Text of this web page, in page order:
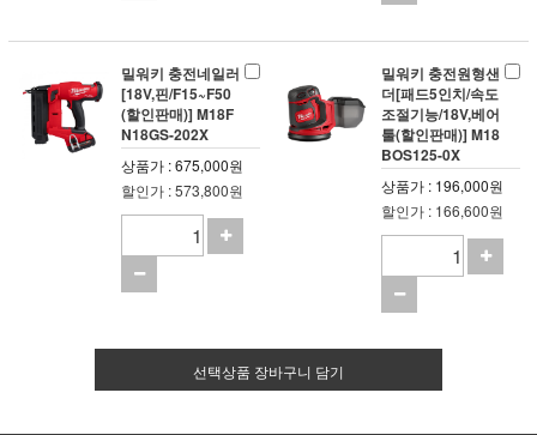
밀워키 충전네일러
[18V,핀/F15~F50
(할인판매)] M18F
N18GS-202X
상품가 : 675,000원
할인가 : 573,800원
밀워키 충전원형샌
더[패드5인치/속도
조절기능/18V,베어
툴(할인판매)] M18
BOS125-0X
상품가 : 196,000원
할인가 : 166,600원
선택상품 장바구니 담기